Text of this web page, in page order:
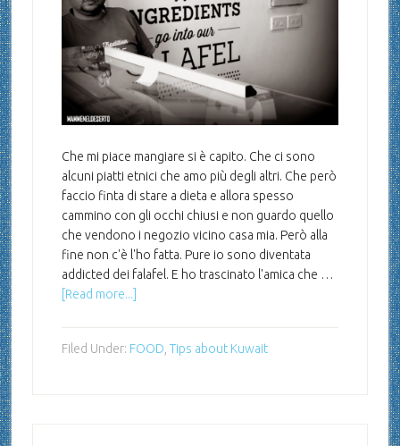
Che mi piace mangiare si è capito. Che ci sono
alcuni piatti etnici che amo più degli altri. Che però
faccio finta di stare a dieta e allora spesso
cammino con gli occhi chiusi e non guardo quello
che vendono i negozio vicino casa mia. Però alla
fine non c'è l'ho fatta. Pure io sono diventata
addicted dei falafel. E ho trascinato l'amica che …
[Read more...]
Filed Under: FOOD Tips about Kuwait